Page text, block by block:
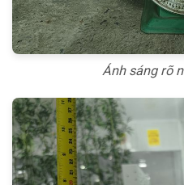
Ánh sáng rõ